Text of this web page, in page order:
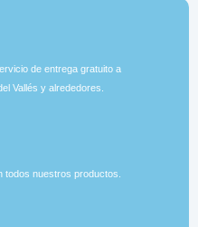
de entrega gratuito a
Vallés y alrededores.
todos nuestros productos.